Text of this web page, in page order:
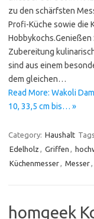
zu den schärfsten
Profi-Küche sowie die
Zubereitung
sind aus einem
dem gleichen…
Read More: Wakoli
10, 33,5 cm bis… »
Category: Haushalt
Edelholz , Griffen ,
Küchenmesser, Messer,
homgeek